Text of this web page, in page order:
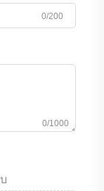
0/200
0/1000